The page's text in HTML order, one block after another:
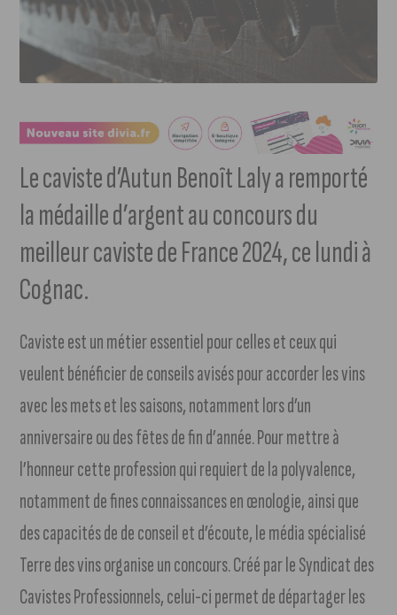
Le caviste d’Autun Benoît Laly a remporté
la médaille d’argent au concours du
meilleur caviste de France 2024, ce lundi à
Cognac.
Caviste est un métier essentiel pour celles et ceux qui
veulent bénéficier de conseils avisés pour accorder les vins
avec les mets et les saisons, notamment lors d’un
anniversaire ou des fêtes de fin d’année. Pour mettre à
l’honneur cette profession qui requiert de la polyvalence,
notamment de fines connaissances en œnologie, ainsi que
des capacités de de conseil et d’écoute, le média spécialisé
Terre des vins organise un concours. Créé par le Syndicat des
Cavistes Professionnels, celui-ci permet de départager les